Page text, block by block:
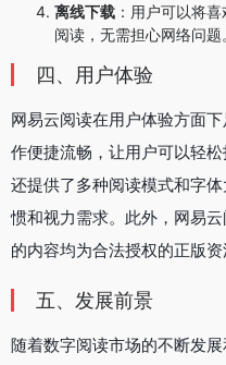
离线下载 ：用户可以将
阅读，无需担心网络问题
四、用户体验
网易云阅读在用户体验方面
作便捷流畅，让用户可以轻
还提供了多种阅读模式和字
惯和视力需求。此外，网易
的内容均为合法授权的正版资
五、发展前景
随着数字阅读市场的不断发